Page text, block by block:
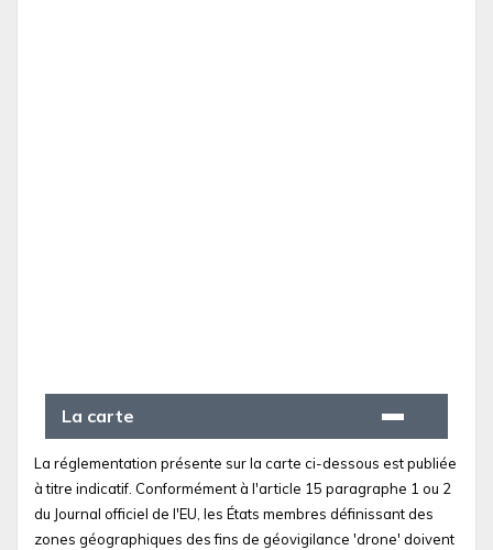
La carte
La réglementation présente sur la carte ci-dessous est publiée
à titre indicatif. Conformément à l'article 15 paragraphe 1 ou 2
du Journal officiel de l'EU, les États membres définissant des
zones géographiques des fins de géovigilance 'drone' doivent